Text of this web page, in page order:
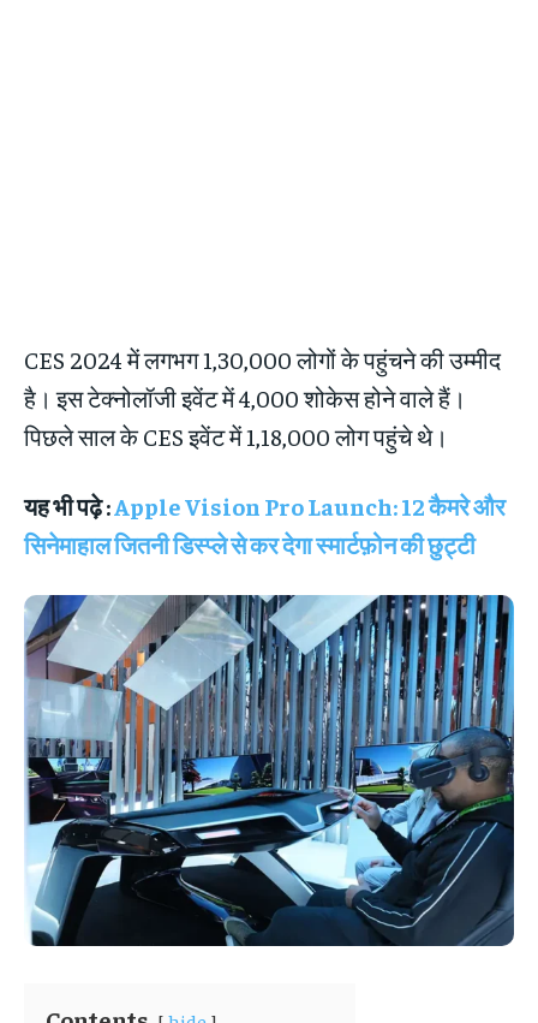
CES 2024 में लगभग 1,30,000 लोगों के पहुंचने की उम्मीद
है। इस टेक्नोलॉजी इवेंट में 4,000 शोकेस होने वाले हैं।
पिछले साल के CES इवेंट में 1,18,000 लोग पहुंचे थे।
यह भी पढ़े :Apple Vision Pro Launch: 12 कैमरे और
सिनेमाहाल जितनी डिस्प्ले से कर देगा स्मार्टफ़ोन की छुट्टी